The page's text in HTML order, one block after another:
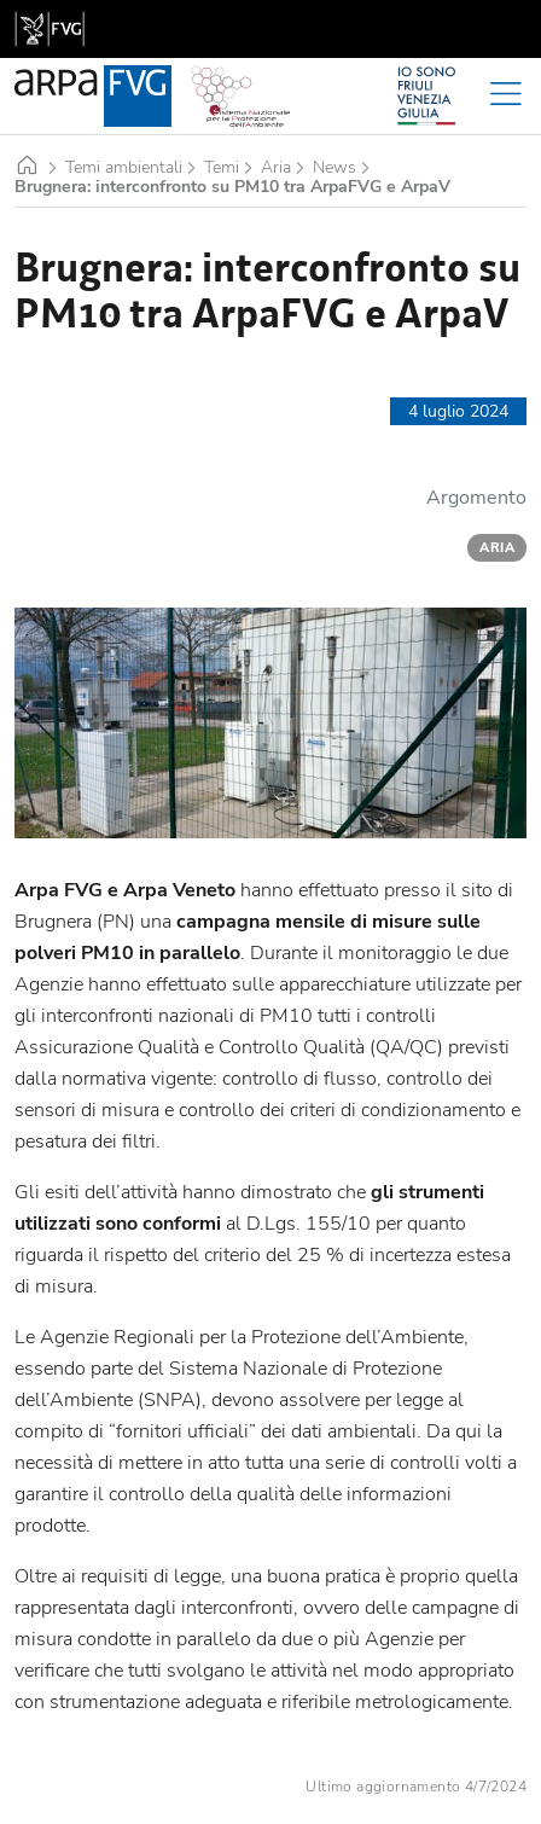
HomeTemi ambientali Temi Aria
News
Brugnera: interconfronto su PM10 tra ArpaFVG e ArpaV
Brugnera: interconfronto su
PM10 tra ArpaFVG e ArpaV
4 luglio 2024
Argomento
ARIA
Arpa FVG e Arpa Veneto hanno effettuato presso il sito di
Brugnera (PN) una campagna mensile di misure sulle
polveri PM10 in parallelo. Durante il monitoraggio le due
Agenzie hanno effettuato sulle apparecchiature utilizzate per
gli interconfronti nazionali di PM10 tutti i controlli
Assicurazione Qualità e Controllo Qualità (QA/QC) previsti
dalla normativa vigente: controllo di flusso, controllo dei
sensori di misura e controllo dei criteri di condizionamento e
pesatura dei filtri.
Gli esiti dell’attività hanno dimostrato chegli strumenti
utilizzati sono conformi al D.Lgs. 155/10 per quanto
riguarda il rispetto del criterio del 25 % di incertezza estesa
di misura.
Le Agenzie Regionali per la Protezione dell’Ambiente,
essendo parte del Sistema Nazionale di Protezione
dell’Ambiente (SNPA), devono assolvere per legge al
compito di “fornitori ufficiali” dei dati ambientali. Da qui la
necessità di mettere in atto tutta una serie di controlli volti a
garantire il controllo della qualità delle informazioni
prodotte.
Oltre ai requisiti di legge, una buona pratica è proprio quella
rappresentata dagli interconfronti, ovvero delle campagne di
misura condotte in parallelo da due o più Agenzie per
verificare che tutti svolgano le attività nel modo appropriato
con strumentazione adeguata e riferibile metrologicamente.
Ultimo aggiornamento 4/7/2024